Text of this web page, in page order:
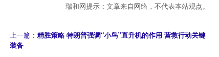
瑞和网提示：文章来自网络，不代表本站观点。
上一篇： 精胜策略 特朗普强调“小鸟”直升机的作用 营救行动关键
装备